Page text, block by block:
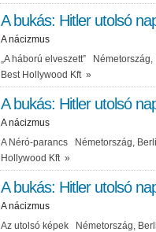
A bukás: Hitler utolsó
A nácizmus
„A háború elveszett”
Best Hollywood Kft »
A bukás: Hitler utolsó
A nácizmus
A Néró-parancs Németország,
Hollywood Kft »
A bukás: Hitler utolsó
A nácizmus
Az utolsó képek Németország,